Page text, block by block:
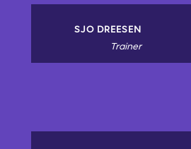
SJO DREESEN
Trainer